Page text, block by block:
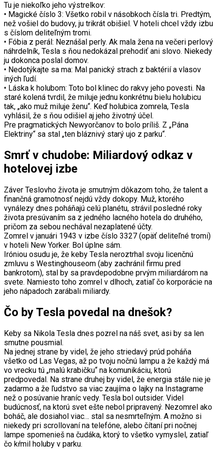
Tu je niekoľko jeho výstrelkov:
• Magické číslo 3: Všetko robil v násobkoch čísla tri. Predtým,
než vošiel do budovy, ju trikrát obišiel. V hoteli chcel vždy izbu
s číslom deliteľným tromi.
• Fóbia z perál: Neznášal perly. Ak mala žena na večeri perlový
náhrdelník, Tesla s ňou nedokázal prehodiť ani slovo. Niekedy
ju dokonca poslal domov.
• Nedotýkajte sa ma: Mal panický strach z baktérií a vlasov
iných ľudí.
• Láska k holubom: Toto bol klinec do rakvy jeho povesti. Na
staré kolená tvrdil, že miluje jednu konkrétnu bielu holubicu
tak, „ako muž miluje ženu“. Keď holubica zomrela, Tesla
vyhlásil, že s ňou odišiel aj jeho životný účel.
Pre pragmatických Newyorčanov to bolo príliš. Z „Pána
Elektriny“ sa stal „ten bláznivý starý ujo z parku“.
Smrť v chudobe: Miliardový odkaz v
hotelovej izbe
Záver Teslovho života je smutným dôkazom toho, že talent a
finančná gramotnosť nejdú vždy dokopy. Muž, ktorého
vynálezy dnes poháňajú celú planétu, strávil posledné roky
života presúvaním sa z jedného lacného hotela do druhého,
pričom za sebou nechával nezaplatené účty.
Zomrel v januári 1943 v izbe číslo 3327 (opäť deliteľné tromi)
v hoteli New Yorker. Bol úplne sám.
Iróniou osudu je, že keby Tesla neroztrhal svoju licenčnú
zmluvu s Westinghouseom (aby zachránil firmu pred
bankrotom), stal by sa pravdepodobne prvým miliardárom na
svete. Namiesto toho zomrel v dlhoch, zatiaľ čo korporácie na
jeho nápadoch zarábali miliardy.
Čo by Tesla povedal na dnešok?
Keby sa Nikola Tesla dnes pozrel na náš svet, asi by sa len
smutne pousmial.
Na jednej strane by videl, že jeho striedavý prúd poháňa
všetko od Las Vegas, až po tvoju nočnú lampu a že každý má
vo vrecku tú „malú krabičku“ na komunikáciu, ktorú
predpovedal. Na strane druhej by videl, že energia stále nie je
zadarmo a že ľudstvo sa viac zaujíma o lajky na Instagrame
než o posúvanie hraníc vedy. Tesla bol outsider. Videl
budúcnosť, na ktorú svet ešte nebol pripravený. Nezomrel ako
boháč, ale dosiahol viac… stal sa nesmrteľným. A možno si
niekedy pri scrollovaní na telefóne, alebo čítaní pri nočnej
lampe spomenieš na čudáka, ktorý to všetko vymyslel, zatiaľ
čo kŕmil holuby v parku.